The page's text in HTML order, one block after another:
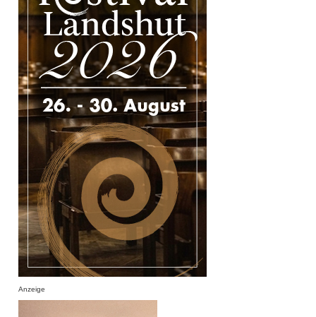
Anzeige